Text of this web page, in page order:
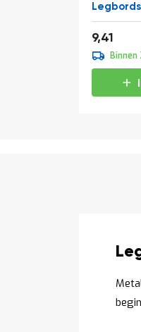
9,41
Binnen